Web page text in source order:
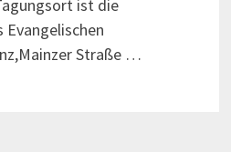
ist die
Straße …